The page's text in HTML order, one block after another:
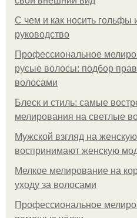
С чем и как носить гольфы
руководство
Профессиональное
русые волосы: подбор
волосами
Блеск и стиль: самые
мелирования на светлые
Мужской взгляд на
воспринимают женскую
Мелкое мелирование на
уходу за волосами
Профессиональное